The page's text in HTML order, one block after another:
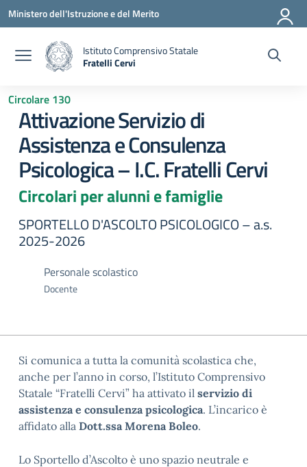
Vai ai contenuti
Vai al menu di navigazione
Vai al footer
Ministero dell'Istruzione e del Merito
Istituto Comprensivo Statale
Fratelli Cervi
Circolare 130
Attivazione Servizio di
Assistenza e Consulenza
Psicologica – I.C. Fratelli Cervi
Circolari per alunni e famiglie
SPORTELLO D'ASCOLTO PSICOLOGICO – a.s.
2025-2026
Personale scolastico
Docente
Si comunica a tutta la comunità scolastica che,
anche per l’anno in corso, l’Istituto Comprensivo
Statale “Fratelli Cervi” ha attivato il servizio di
assistenza e consulenza psicologica. L’incarico è
affidato alla Dott.ssa Morena Boleo.
Lo Sportello d’Ascolto è uno spazio neutrale e